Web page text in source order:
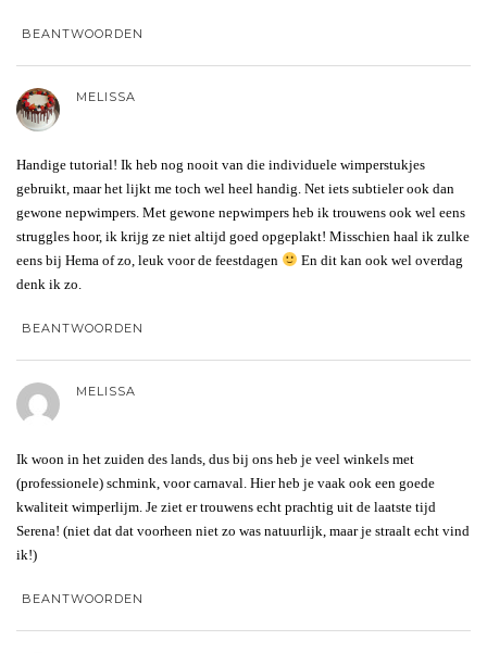
BEANTWOORDEN
MELISSA
Handige tutorial! Ik heb nog nooit van die individuele wimperstukjes
gebruikt, maar het lijkt me toch wel heel handig. Net iets subtieler ook dan
gewone nepwimpers. Met gewone nepwimpers heb ik trouwens ook wel eens
struggles hoor, ik krijg ze niet altijd goed opgeplakt! Misschien haal ik zulke
eens bij Hema of zo, leuk voor de feestdagen
En dit kan ook wel overdag
denk ik zo.
BEANTWOORDEN
MELISSA
Ik woon in het zuiden des lands, dus bij ons heb je veel winkels met
(professionele) schmink, voor carnaval. Hier heb je vaak ook een goede
kwaliteit wimperlijm. Je ziet er trouwens echt prachtig uit de laatste tijd
Serena! (niet dat dat voorheen niet zo was natuurlijk, maar je straalt echt vind
ik!)
BEANTWOORDEN